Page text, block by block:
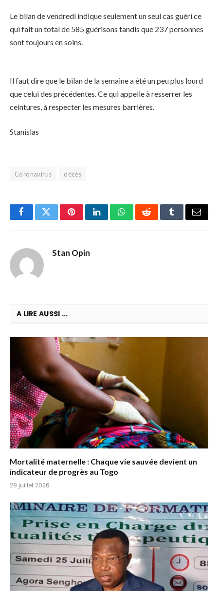
Le bilan de vendredi indique seulement un seul cas guéri ce
qui fait un total de 585 guérisons tandis que 237 personnes
sont toujours en soins.
Il faut dire que le bilan de la semaine a été un peu plus lourd
que celui des précédentes. Ce qui appelle à resserrer les
ceintures, à respecter les mesures barrières.
Stanislas
Coronavirus décès
FacebookTwitterPinterestLinkedInWhatsAppRedditTumblrEmail
Stan Opin
A LIRE AUSSI ...
Mortalité maternelle : Chaque vie sauvée devient un
indicateur de progrès au Togo
28 juillet 2026